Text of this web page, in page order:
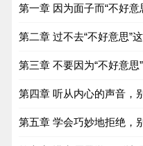
第一章 因为面子而“不好意
第三章 不要因为“不好意思
第四章 听从内心的声音，
第五章 学会巧妙地拒绝，